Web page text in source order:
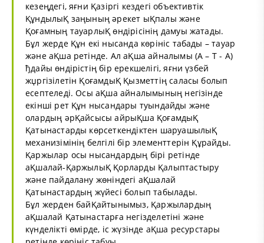
кезеңдегі, яғни Қазіргі кездегі объективтік
ҚұндылыҚ заңының әрекет ыҚпалы және
Қоғамның тауарлыҚ өндірісінің дамуы жатады.
Бұл жерде Құн екі нысанда көрініс табады – тауар
және аҚша ретінде. Ал аҚша айналымы (А – Т - А)
ђдайы өндірістің бір ерекшелігі, яғни үзбей
жџргізілетін ҚоғамдыҚ Қызметтің саласы болып
есептеледі. Осы аҚша айналымының негізінде
екінші рет Құн нысандары туындайды және
олардың әрҚайсысы айрыҚша ҚоғамдыҚ
Қатынастарды көрсеткендіктен шаруашылыҚ
механизімінің белгілі бір элементтерін Құрайды.
Қаржылар осы нысандардың бірі ретінде
аҚшалай-ҚаржылыҚ Қорларды Қалыптастыру
және пайдалану жөніндегі аҚшалай
Қатынастардың жүйесі болып табылады.
Бұл жерден байҚайтынымыз, Қаржылардың
аҚшалай Қатынастарға негізделетіні және
күнделікті өмірде, іс жүзінде аҚша ресурстары